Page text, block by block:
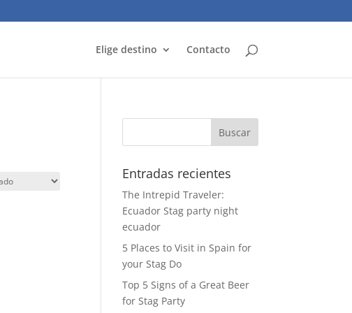
Elige destino Contacto
Entradas recientes
The Intrepid Traveler:
Ecuador Stag party night
ecuador
5 Places to Visit in Spain for
your Stag Do
Top 5 Signs of a Great Beer
for Stag Party